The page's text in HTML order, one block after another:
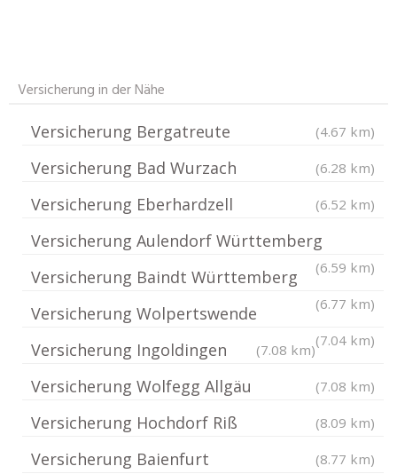
Versicherung in der Nähe
Versicherung Bergatreute (4.67 km)
Versicherung Bad Wurzach (6.28 km)
Versicherung Eberhardzell (6.52 km)
Versicherung Aulendorf Württemberg
(6.59 km)
Versicherung Baindt Württemberg
(6.77 km)
Versicherung Wolpertswende
(7.04 km)
Versicherung Ingoldingen (7.08 km)
Versicherung Wolfegg Allgäu (7.08 km)
Versicherung Hochdorf Riß (8.09 km)
Versicherung Baienfurt (8.77 km)